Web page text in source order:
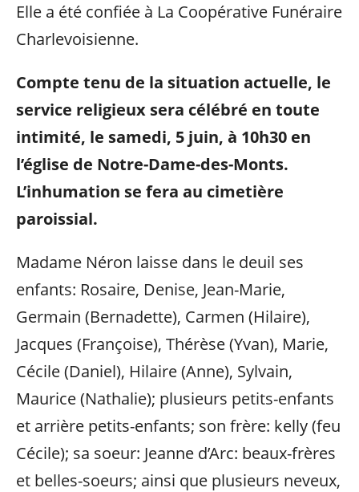
Elle a été confiée à La Coopérative Funéraire
Charlevoisienne.
Compte tenu de la situation actuelle, le
service religieux sera célébré en toute
intimité, le samedi, 5 juin, à 10h30 en
l’église de Notre-Dame-des-Monts.
L’inhumation se fera au cimetière
paroissial.
Madame Néron laisse dans le deuil ses
enfants: Rosaire, Denise, Jean-Marie,
Germain (Bernadette), Carmen (Hilaire),
Jacques (Françoise), Thérèse (Yvan), Marie,
Cécile (Daniel), Hilaire (Anne), Sylvain,
Maurice (Nathalie); plusieurs petits-enfants
et arrière petits-enfants; son frère: kelly (feu
Cécile); sa soeur: Jeanne d’Arc: beaux-frères
et belles-soeurs; ainsi que plusieurs neveux,